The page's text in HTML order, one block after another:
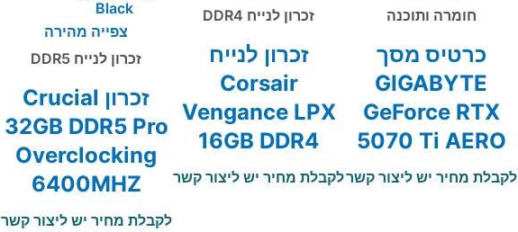
חומרה ותוכנה
כרטיס מסך
GIGABYTE
GeForce RTX
5070 Ti AERO
OC 16G
לקבלת מחיר יש ליצור קשר
זכרון לנייח DDR4
זכרון לנייח
Corsair
Vengance LPX
16GB DDR4
3200MHZ
לקבלת מחיר יש ליצור קשר
צפייה מהירה
זכרון לנייח DDR5
זכרון Crucial
32GB DDR5 Pro
Overclocking
6400MHZ
1.35V C40
לקבלת מחיר יש ליצור קשר